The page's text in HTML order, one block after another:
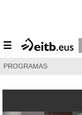
☰
PROGRAMAS